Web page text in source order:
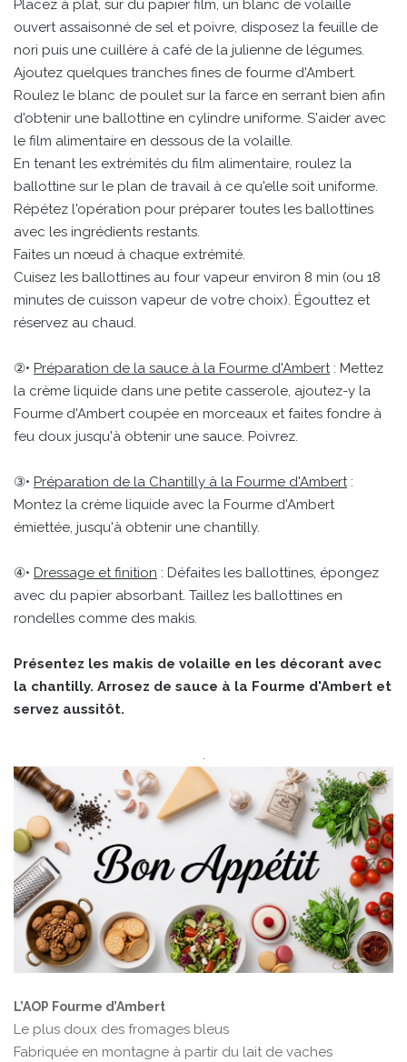
Placez à plat, sur du papier film, un blanc de volaille
ouvert assaisonné de sel et poivre, disposez la feuille de
nori puis une cuillère à café de la julienne de légumes.
Ajoutez quelques tranches fines de fourme d'Ambert.
Roulez le blanc de poulet sur la farce en serrant bien afin
d'obtenir une ballottine en cylindre uniforme. S'aider avec
le film alimentaire en dessous de la volaille.
En tenant les extrémités du film alimentaire, roulez la
ballottine sur le plan de travail à ce qu'elle soit uniforme.
Répétez l'opération pour préparer toutes les ballottines
avec les ingrédients restants.
Faites un nœud à chaque extrémité.
Cuisez les ballottines au four vapeur environ 8 min (ou 18
minutes de cuisson vapeur de votre choix). Égouttez et
réservez au chaud.
②• Préparation de la sauce à la Fourme d'Ambert: Mettez
la crème liquide dans une petite casserole, ajoutez-y la
Fourme d'Ambert coupée en morceaux et faites fondre à
feu doux jusqu'à obtenir une sauce. Poivrez.
③• Préparation de la Chantilly à la Fourme d'Ambert:
Montez la crème liquide avec la Fourme d'Ambert
émiettée, jusqu'à obtenir une chantilly.
④• Dressage et finition : Défaites les ballottines, épongez
avec du papier absorbant. Taillez les ballottines en
rondelles comme des makis.
Présentez les makis de volaille en les décorant avec
la chantilly. Arrosez de sauce à la Fourme d'Ambert et
servez aussitôt.
.
L’AOP Fourme d’Ambert
Le plus doux des fromages bleus
Fabriquée en montagne à partir du lait de vaches